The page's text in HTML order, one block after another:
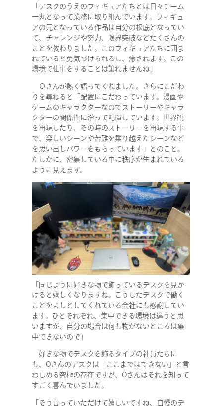
「デスクのうえのフィギュアたちとは日々チーム
一丸となって業務に取り組んでいます。フィギュ
アの元となっている作品は自分の根底となってい
て、チャレンジや努力、限界突破などたくさんの
ことを教わりました。このフィギュアたちに囲ま
れていると勇気づけられるし、癒されます。この
環境で仕事をすることは譲れませんね」
Ｏさんが熱く語ってくれました。さらにこだわ
りを尋ねると「配置にこだわっています。漫画や
ゲームのキャラクターなのでストーリーやキャラ
クターの関係性に沿って配置しています。世界観
を再現したり、その時のストーリーを再現する事
で、楽しいシーンや苦難を乗り越えたシーンなど
を思い出しパワーをもらっています」とのこと。
たしかに、密集している中に秩序が生まれている
ように見えます。
「同じように好きな物で飾っているデスクを見か
けると嬉しくなりますね。こうしたデスクで働く
ことをよしとしてくれている会社にも感謝してい
ます。ひとそれぞれ、集中できる環境は違うと思
いますが、自分の場合は何も物がないところは集
中できないので」
好きな物でデスクを飾るタイプの社員たちに
も、Oさんのデスクは「ここまではできない」と言
わしめる究極の存在ですが、Oさんはそれを知って
すごく喜んでいました。
「そう言っていただけて嬉しいですね、自慢のデ